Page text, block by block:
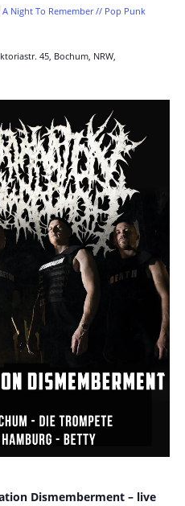
A Night To Remember // Pop Punk
45, Bochum, NRW,
Dismemberment – live